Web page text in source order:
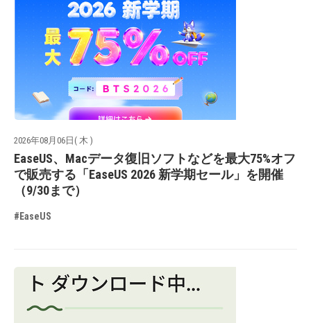
2026年08月06日( 木 )
EaseUS、Macデータ復旧ソフトなどを最大75%オフ
で販売する「EaseUS 2026 新学期セール」を開催
（9/30まで）
#EaseUS